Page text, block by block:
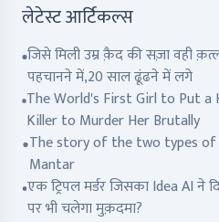
लेटेस्ट आर्टिकल्स
जिसे मिली उम्र क़ैद की सज़ा वही
पहचानने में,20 साल ढूंढने में लगे
The World's First Girl to Put
Killer to Murder Her Brutally
The story of the two types of
Mantar
एक ट्रिपल मर्डर जिसका Idea AI ने
पर भी चलेगा मुक़दमा?